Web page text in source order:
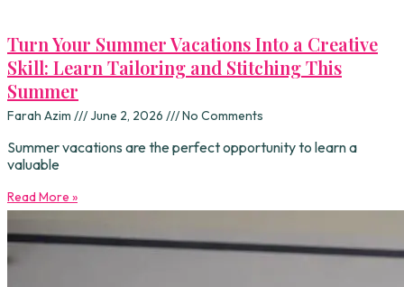
Turn Your Summer Vacations Into a Creative
Skill: Learn Tailoring and Stitching This
Summer
Farah Azim June 2, 2026 No Comments
Summer vacations are the perfect opportunity to learn a
valuable
Read More »